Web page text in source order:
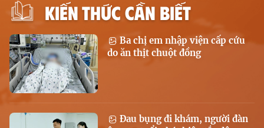
KIẾN THỨC CẦN BIẾT
Ba chị em nhập viện cấp cứu
do ăn thịt chuột đồng
Đau bụng đi khám, người đàn